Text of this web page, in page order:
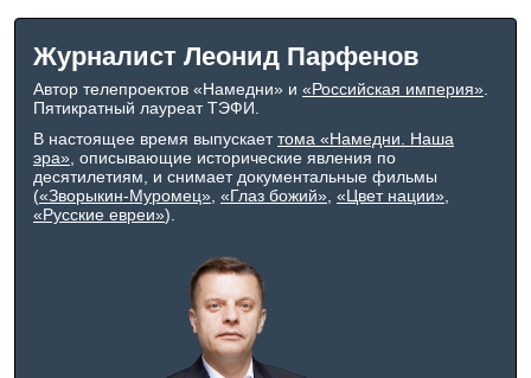
Журналист Леонид Парфенов
Автор телепроектов «Намедни» и «Российская империя»
Пятикратный лауреат ТЭФИ.
В настоящее время выпускает тома «Намедни. Наша
эра» , описывающие исторические явления по
десятилетиям, и снимает документальные фильмы
(«Зворыкин-Муромец» «Глаз божий» «Цвет нации»
«Русские евреи»).